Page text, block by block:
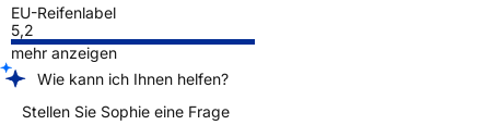
EU-Reifenlabel
5,2
mehr anzeigen
Wie kann ich Ihnen helfen?
Stellen Sie Sophie eine Frage